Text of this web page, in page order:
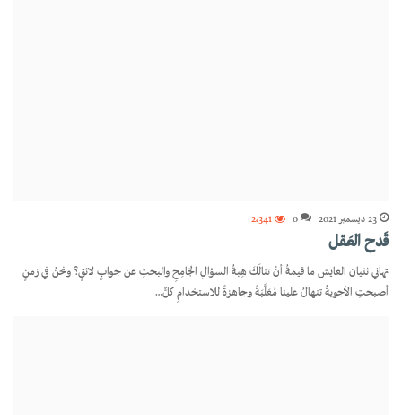
23 ديسمبر 2021 0 2٬341
قَدح العَقل
تهاني ثنيان العايش ما قيمةُ أنْ تنالَكَ هِبةُ السؤالِ الجَامِحِ والبحثِ عن جوابٍ لائقٍ؟ ونحنُ في زمنٍ
أصبحتِ الأجوبةُ تنهالُ علينا مُعَلَّبَةً وجاهزةً للاستخدامِ كلٌّ…